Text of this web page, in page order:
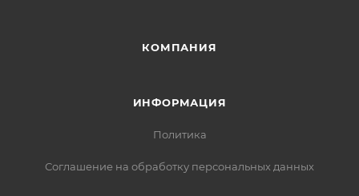
КОМПАНИЯ
ИНФОРМАЦИЯ
Политика
Соглашение на обработку персональных данных